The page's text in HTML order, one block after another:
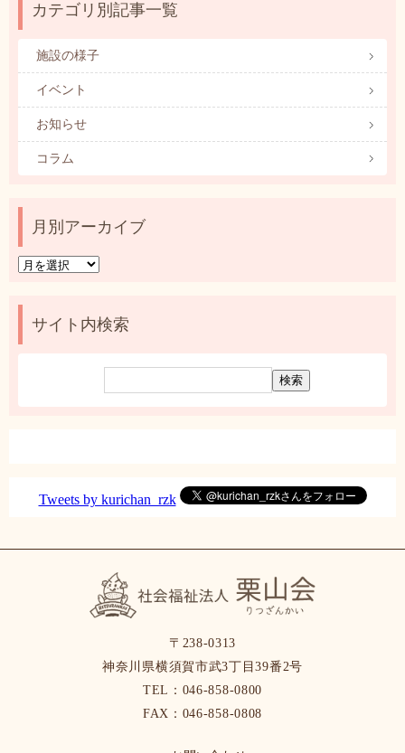
カテゴリ別記事一覧
施設の様子
イベント
お知らせ
コラム
月別アーカイブ
月
ア
サイト内検索
Tweets by kurichan_rzk
〒238-0313
神奈川県横須賀市武3丁目39番2号
TEL：046-858-0800
FAX：046-858-0808